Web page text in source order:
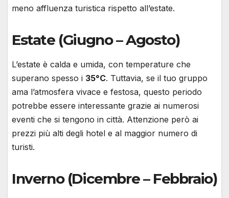
meno affluenza turistica rispetto all’estate.
Estate (Giugno – Agosto)
L’estate è calda e umida, con temperature che
superano spesso i 35°C. Tuttavia, se il tuo gruppo
ama l’atmosfera vivace e festosa, questo periodo
potrebbe essere interessante grazie ai numerosi
eventi che si tengono in città. Attenzione però ai
prezzi più alti degli hotel e al maggior numero di
turisti.
Inverno (Dicembre – Febbraio)